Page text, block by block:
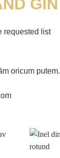
requested list
oricum putem.